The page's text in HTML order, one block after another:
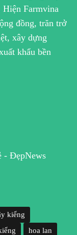
Farmvina
đồng, trăn trở
xây dựng
khẩu bền
- ĐẹpNews
kiểng
hoa lan